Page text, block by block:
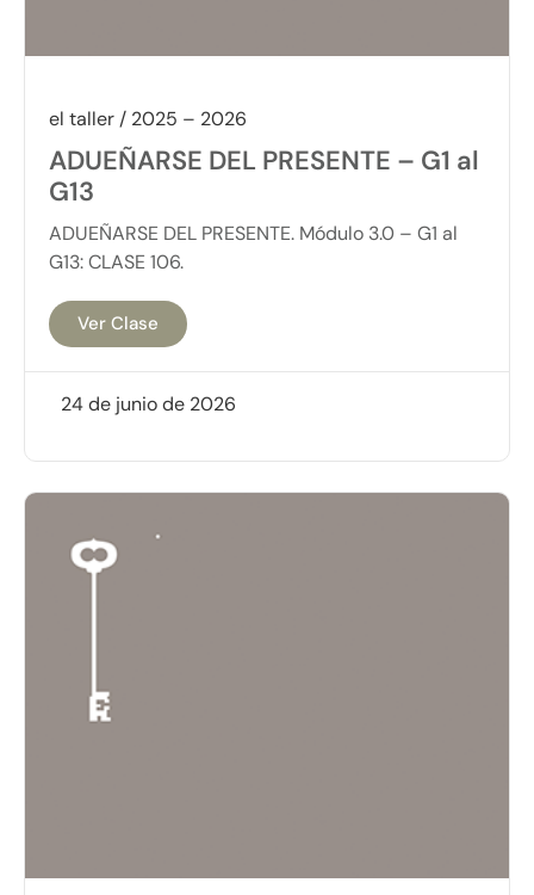
el taller / 2025 – 2026
ADUEÑARSE DEL PRESENTE – G1 al
G13
ADUEÑARSE DEL PRESENTE. Módulo 3.0 – G1 al
G13: CLASE 106.
Ver Clase
24 de junio de 2026